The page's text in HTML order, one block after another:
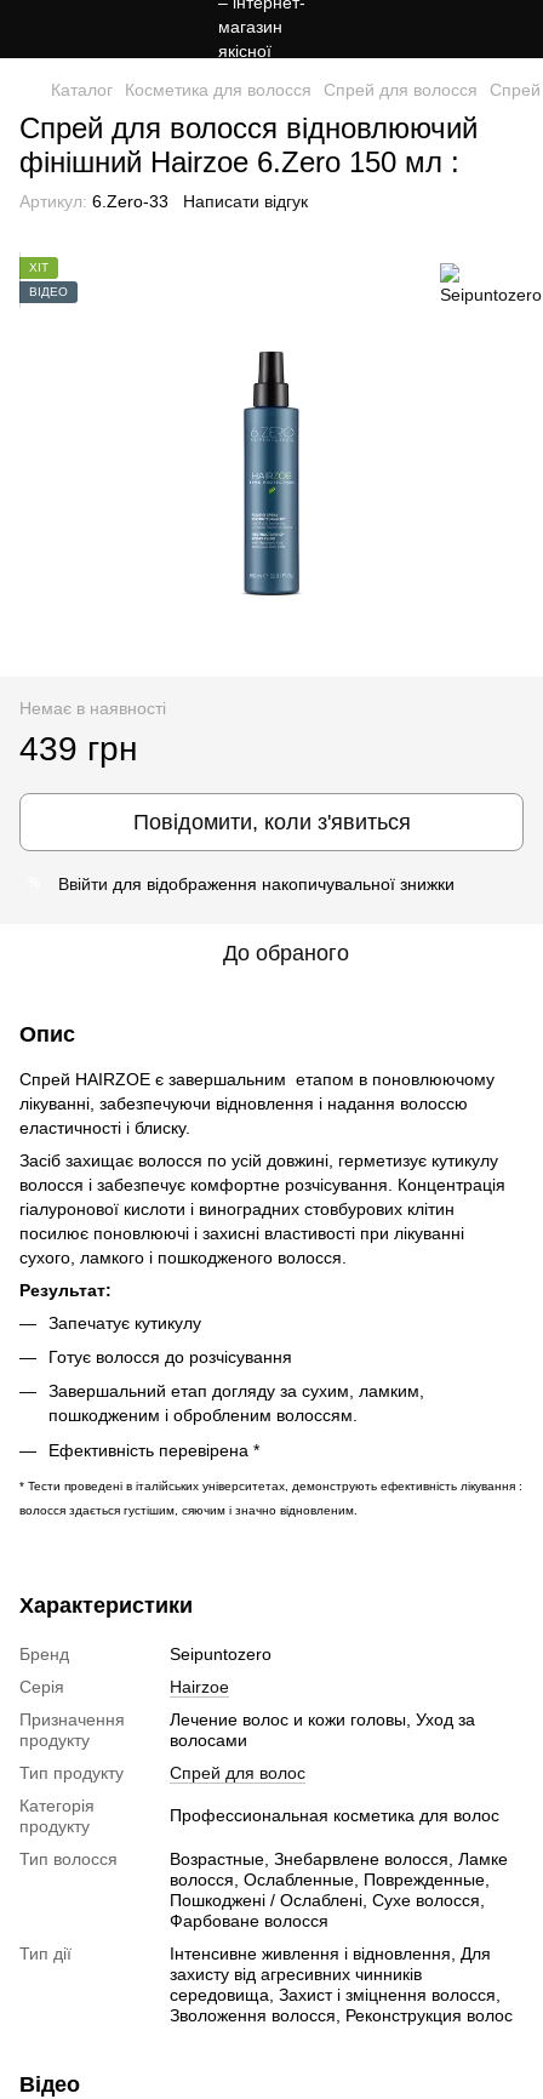
Каталог Косметика для волосся Спрей для волосся Спрей
Спрей для волосся відновлюючий
фінішний Hairzoe 6.Zero 150 мл :
Артикул: 6.Zero-33 Написати відгук
ХІТ
ВІДЕО
Немає в наявності
439 грн
Повідомити, коли з'явиться
Ввійти для відображення накопичувальної знижки
До обраного
Опис
Спрей HAIRZOE є завершальним етапом в поновлюючому
лікуванні, забезпечуючи відновлення і надання волоссю
еластичності і блиску.
Засіб захищає волосся по усій довжині, герметизує кутикулу
волосся і забезпечує комфортне розчісування. Концентрація
гіалуронової кислоти і виноградних стовбурових клітин
посилює поновлюючі і захисні властивості при лікуванні
сухого, ламкого і пошкодженого волосся.
Результат:
Запечатує кутикулу
Готує волосся до розчісування
Завершальний етап догляду за сухим, ламким,
пошкодженим і обробленим волоссям.
Ефективність перевірена *
* Тести проведені в італійських університетах, демонструють ефективність лікування :
волосся здається густішим, сяючим і значно відновленим.
Характеристики
Бренд
Seipuntozero
Серія
Hairzoe
Призначення
продукту
Лечение волос и кожи головы, Уход за
волосами
Тип продукту
Спрей для волос
Категорія
продукту
Профессиональная косметика для волос
Тип волосся
Возрастные, Знебарвлене волосся, Ламке
волосся, Ослабленные, Поврежденные,
Пошкоджені / Ослаблені, Сухе волосся,
Фарбоване волосся
Тип дії
Інтенсивне живлення і відновлення, Для
захисту від агресивних чинників
середовища, Захист і зміцнення волосся,
Зволоження волосся, Реконструкция волос
Відео